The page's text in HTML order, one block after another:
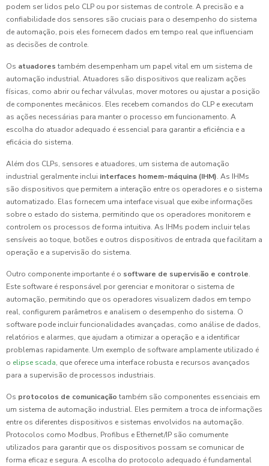
podem ser lidos pelo CLP ou por sistemas de controle. A precisão e a
confiabilidade dos sensores são cruciais para o desempenho do sistema
de automação, pois eles fornecem dados em tempo real que influenciam
as decisões de controle.
Os atuadores também desempenham um papel vital em um sistema de
automação industrial. Atuadores são dispositivos que realizam ações
físicas, como abrir ou fechar válvulas, mover motores ou ajustar a posição
de componentes mecânicos. Eles recebem comandos do CLP e executam
as ações necessárias para manter o processo em funcionamento. A
escolha do atuador adequado é essencial para garantir a eficiência e a
eficácia do sistema.
Além dos CLPs, sensores e atuadores, um sistema de automação
industrial geralmente inclui interfaces homem-máquina (IHM). As IHMs
são dispositivos que permitem a interação entre os operadores e o sistema
automatizado. Elas fornecem uma interface visual que exibe informações
sobre o estado do sistema, permitindo que os operadores monitorem e
controlem os processos de forma intuitiva. As IHMs podem incluir telas
sensíveis ao toque, botões e outros dispositivos de entrada que facilitam a
operação e a supervisão do sistema.
Outro componente importante é o software de supervisão e controle.
Este software é responsável por gerenciar e monitorar o sistema de
automação, permitindo que os operadores visualizem dados em tempo
real, configurem parâmetros e analisem o desempenho do sistema. O
software pode incluir funcionalidades avançadas, como análise de dados,
relatórios e alarmes, que ajudam a otimizar a operação e a identificar
problemas rapidamente. Um exemplo de software amplamente utilizado é
o elipse scada, que oferece uma interface robusta e recursos avançados
para a supervisão de processos industriais.
Os protocolos de comunicação também são componentes essenciais em
um sistema de automação industrial. Eles permitem a troca de informações
entre os diferentes dispositivos e sistemas envolvidos na automação.
Protocolos como Modbus, Profibus e Ethernet/IP são comumente
utilizados para garantir que os dispositivos possam se comunicar de
forma eficaz e segura. A escolha do protocolo adequado é fundamental